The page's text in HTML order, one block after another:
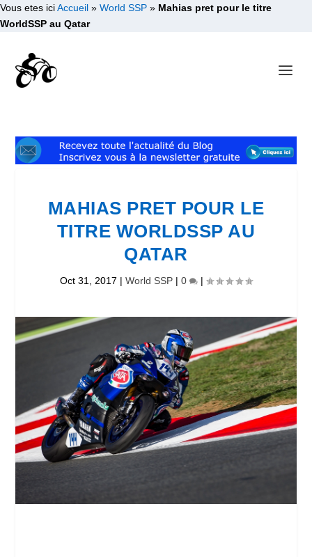
Vous etes iciAccueil » World SSP » Mahias pret pour le titre
WorldSSP au Qatar
MAHIAS PRET POUR LE
TITRE WORLDSSP AU
QATAR
Oct 31, 2017 | World SSP | 0 |